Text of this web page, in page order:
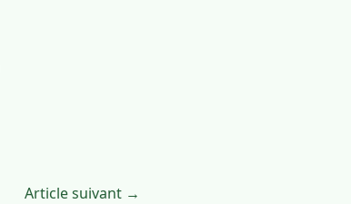
Article suivant →